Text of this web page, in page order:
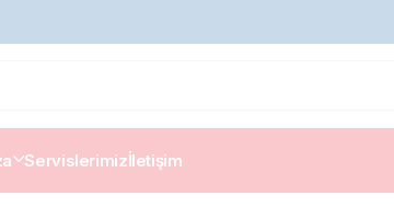
Servislerimizİletişim